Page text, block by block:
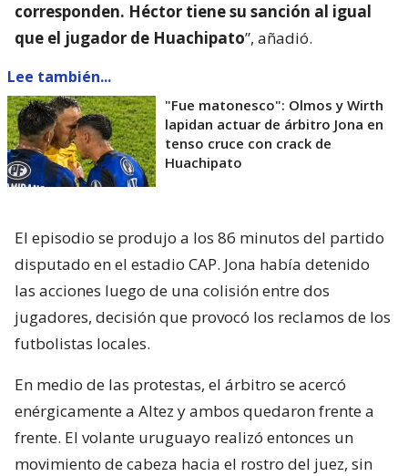
corresponden. Héctor tiene su sanción al igual
que el jugador de Huachipato”, añadió.
Lee también...
"Fue matonesco": Olmos y Wirth
lapidan actuar de árbitro Jona en
tenso cruce con crack de
Huachipato
El episodio se produjo a los 86 minutos del partido
disputado en el estadio CAP. Jona había detenido
las acciones luego de una colisión entre dos
jugadores, decisión que provocó los reclamos de los
futbolistas locales.
En medio de las protestas, el árbitro se acercó
enérgicamente a Altez y ambos quedaron frente a
frente. El volante uruguayo realizó entonces un
movimiento de cabeza hacia el rostro del juez, sin